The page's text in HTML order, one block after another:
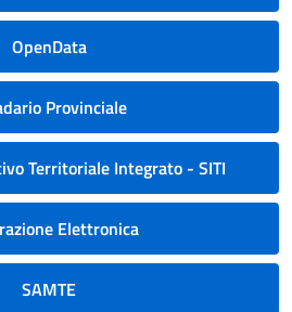
OpenData
Provinciale
Territoriale Integrato - SITI
Elettronica
SAMTE